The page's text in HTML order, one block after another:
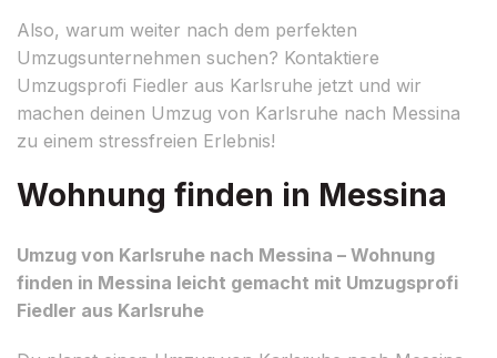
Also, warum weiter nach dem perfekten
Umzugsunternehmen suchen? Kontaktiere
Umzugsprofi Fiedler aus Karlsruhe jetzt und wir
machen deinen Umzug von Karlsruhe nach Messina
zu einem stressfreien Erlebnis!
Wohnung finden in Messina
Umzug von Karlsruhe nach Messina – Wohnung
finden in Messina leicht gemacht mit Umzugsprofi
Fiedler aus Karlsruhe